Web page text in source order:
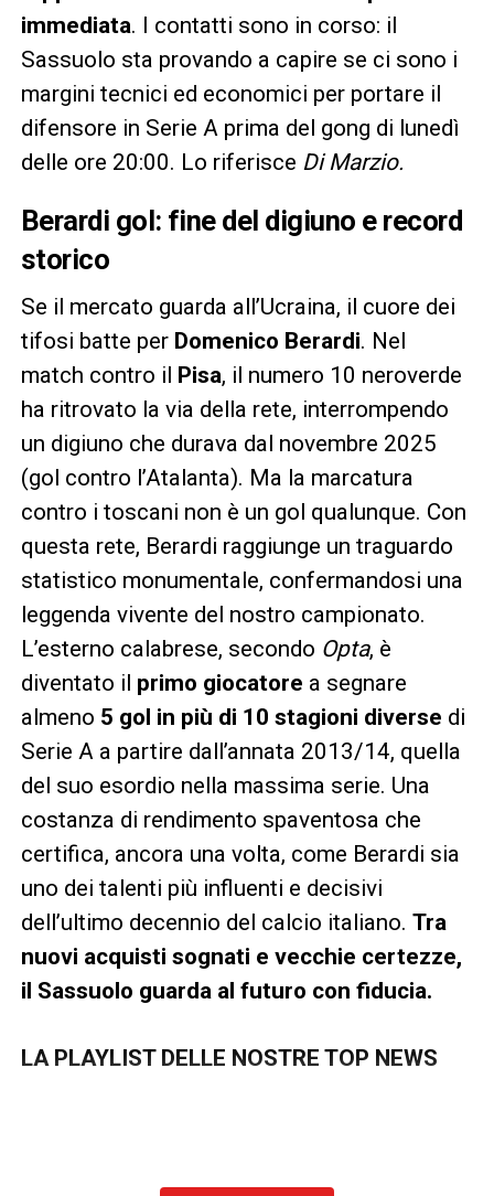
immediata. I contatti sono in corso: il
Sassuolo sta provando a capire se ci sono i
margini tecnici ed economici per portare il
difensore in Serie A prima del gong di lunedì
delle ore 20:00. Lo riferisce Di Marzio.
Berardi gol: fine del digiuno e record
storico
Se il mercato guarda all’Ucraina, il cuore dei
tifosi batte per Domenico Berardi. Nel
match contro il Pisa, il numero 10 neroverde
ha ritrovato la via della rete, interrompendo
un digiuno che durava dal novembre 2025
(gol contro l’Atalanta). Ma la marcatura
contro i toscani non è un gol qualunque. Con
questa rete, Berardi raggiunge un traguardo
statistico monumentale, confermandosi una
leggenda vivente del nostro campionato.
L’esterno calabrese, secondo Opta, è
diventato il primo giocatore a segnare
almeno 5 gol in più di 10 stagioni diverse di
Serie A a partire dall’annata 2013/14, quella
del suo esordio nella massima serie. Una
costanza di rendimento spaventosa che
certifica, ancora una volta, come Berardi sia
uno dei talenti più influenti e decisivi
dell’ultimo decennio del calcio italiano. Tra
nuovi acquisti sognati e vecchie certezze,
il Sassuolo guarda al futuro con fiducia.
LA PLAYLIST DELLE NOSTRE TOP NEWS